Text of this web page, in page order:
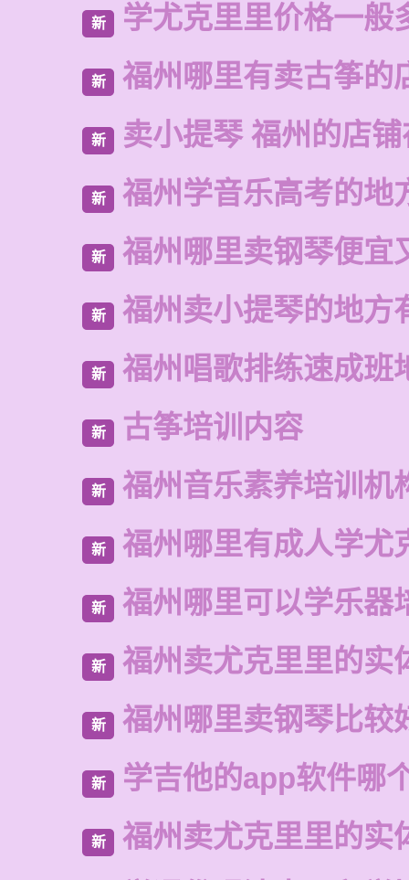
新 学尤克里里价格一般
新 福州哪里有卖古筝的
新 卖小提琴 福州的店
新 福州学音乐高考的地
新 福州哪里卖钢琴便宜
新 福州卖小提琴的地方
新 福州唱歌排练速成班
新 古筝培训内容
新 福州音乐素养培训机
新 福州哪里有成人学尤
新 福州哪里可以学乐器
新 福州卖尤克里里的实
新 福州哪里卖钢琴比较
新 学吉他的app软件哪
新
福州卖尤克里里的实